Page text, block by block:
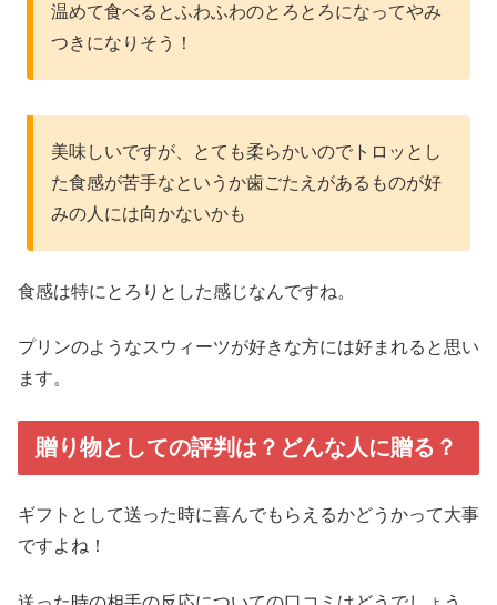
温めて食べるとふわふわのとろとろになってやみ
つきになりそう！
美味しいですが、とても柔らかいのでトロッとし
た食感が苦手なというか歯ごたえがあるものが好
みの人には向かないかも
食感は特にとろりとした感じなんですね。
プリンのようなスウィーツが好きな方には好まれると思い
ます。
贈り物としての評判は？どんな人に贈る？
ギフトとして送った時に喜んでもらえるかどうかって大事
ですよね！